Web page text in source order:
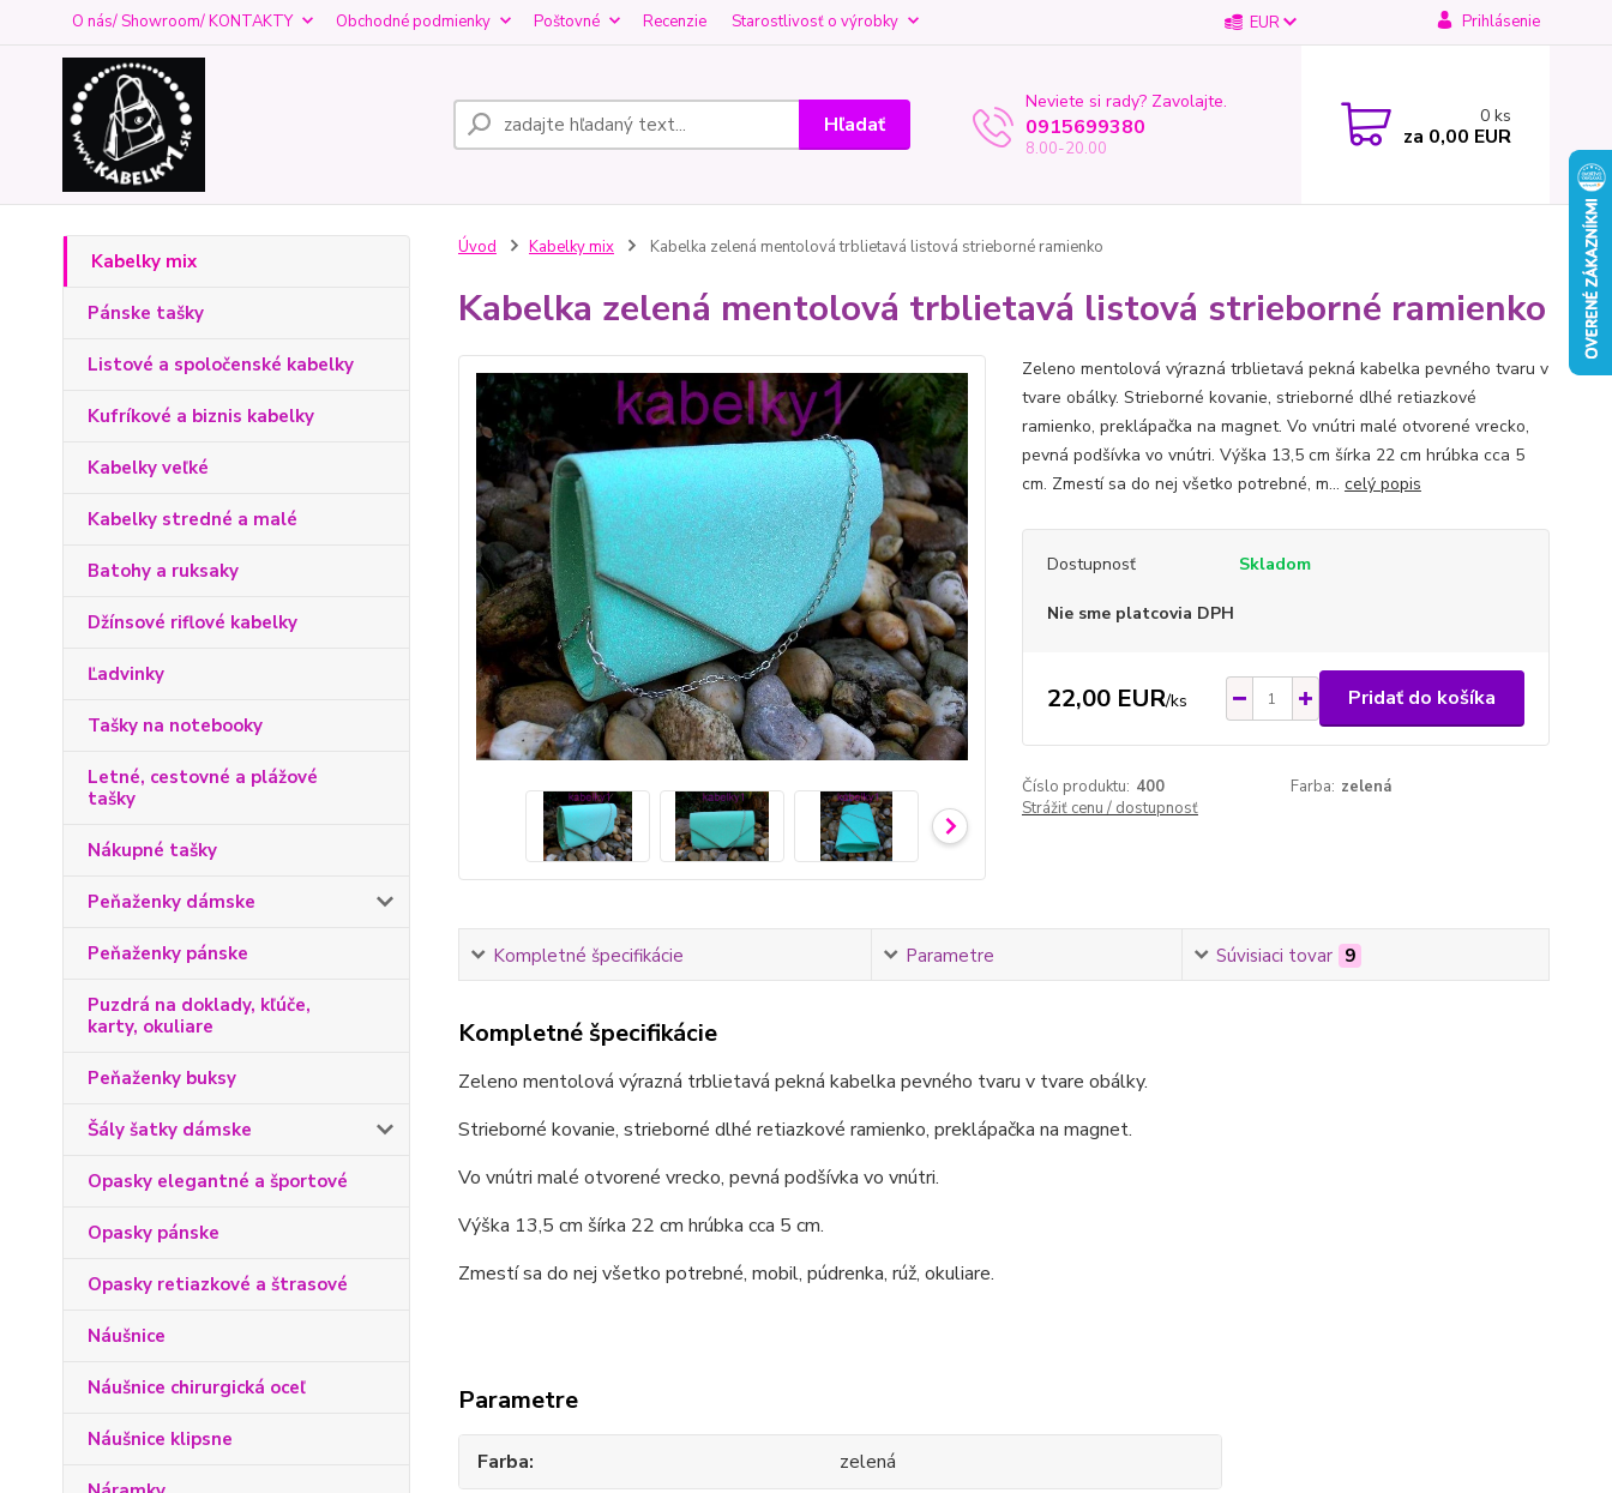
O nás/ Showroom/ KONTAKTY Obchodné podmienky Poštovné Recenzie Starostlivosť o výrobky EUR Prihlásenie
Hľadať
Neviete si rady? Zavolajte.
0915699380
8.00-20.00
0 ks
za 0,00 EUR
Kabelky mix
Pánske tašky
Listové a spoločenské kabelky
Kufríkové a biznis kabelky
Kabelky veľké
Kabelky stredné a malé
Batohy a ruksaky
Džínsové riflové kabelky
Ľadvinky
Tašky na notebooky
Letné, cestovné a plážové
tašky
Nákupné tašky
Peňaženky dámske
Peňaženky pánske
Puzdrá na doklady, kľúče,
karty, okuliare
Peňaženky buksy
Šály šatky dámske
Opasky elegantné a športové
Opasky pánske
Opasky retiazkové a štrasové
Náušnice
Náušnice chirurgická oceľ
Náušnice klipsne
Úvod Kabelky mix Kabelka zelená mentolová trblietavá listová strieborné ramienko
Kabelka zelená mentolová trblietavá listová strieborné ramienko
Zeleno mentolová výrazná trblietavá pekná kabelka pevného tvaru v
tvare obálky. Strieborné kovanie, strieborné dlhé retiazkové
ramienko, preklápačka na magnet. Vo vnútri malé otvorené vrecko,
pevná podšívka vo vnútri. Výška 13,5 cm šírka 22 cm hrúbka cca 5
cm. Zmestí sa do nej všetko potrebné, m... celý popis
Dostupnosť Skladom
Nie sme platcovia DPH
22,00 EUR/ks Pridať do košíka
Číslo produktu: 400 Farba: zelená
Strážiť cenu / dostupnosť
Kompletné špecifikácie Parametre Súvisiaci tovar 9
Kompletné špecifikácie
Zeleno mentolová výrazná trblietavá pekná kabelka pevného tvaru v tvare obálky.
Strieborné kovanie, strieborné dlhé retiazkové ramienko, preklápačka na magnet.
Vo vnútri malé otvorené vrecko, pevná podšívka vo vnútri.
Výška 13,5 cm šírka 22 cm hrúbka cca 5 cm.
Zmestí sa do nej všetko potrebné, mobil, púdrenka, rúž, okuliare.
Parametre
Farba zelená